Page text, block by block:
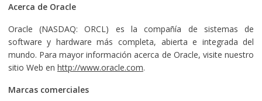
Acerca de Oracle
Oracle (NASDAQ: ORCL) es la compañía de sistemas de
software y hardware más completa, abierta e integrada del
mundo. Para mayor información acerca de Oracle, visite nuestro
sitio Web en http://www.oracle.com.
Marcas comerciales